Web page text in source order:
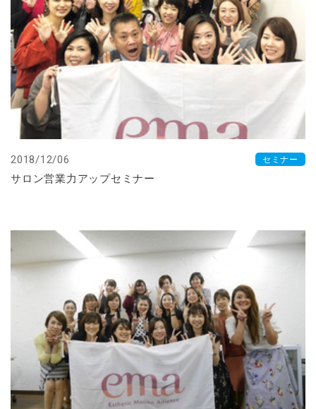
2018/12/06 セミナー
サロン営業力アップセミナー